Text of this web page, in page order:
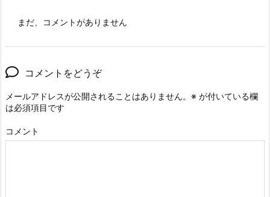
まだ、コメントがありません
コメントをどうぞ
メールアドレスが公開されることはありません。 ※ が付いている欄
は必須項目です
コメント